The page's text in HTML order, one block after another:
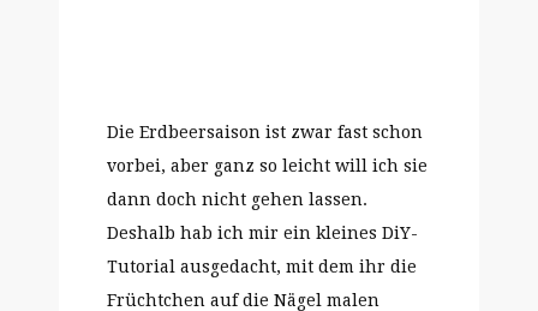
Die Erdbeersaison ist zwar fast schon
vorbei, aber ganz so leicht will ich sie
dann doch nicht gehen lassen.
Deshalb hab ich mir ein kleines DiY-
Tutorial ausgedacht, mit dem ihr die
Früchtchen auf die Nägel malen